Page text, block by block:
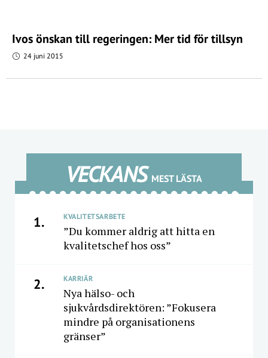
Ivos önskan till regeringen: Mer tid för tillsyn
24 juni 2015
VECKANS MEST LÄSTA
1. KVALITETSARBETE
”Du kommer aldrig att hitta en
kvalitetschef hos oss”
2. KARRIÄR
Nya hälso- och
sjukvårdsdirektören: ”Fokusera
mindre på organisationens
gränser”